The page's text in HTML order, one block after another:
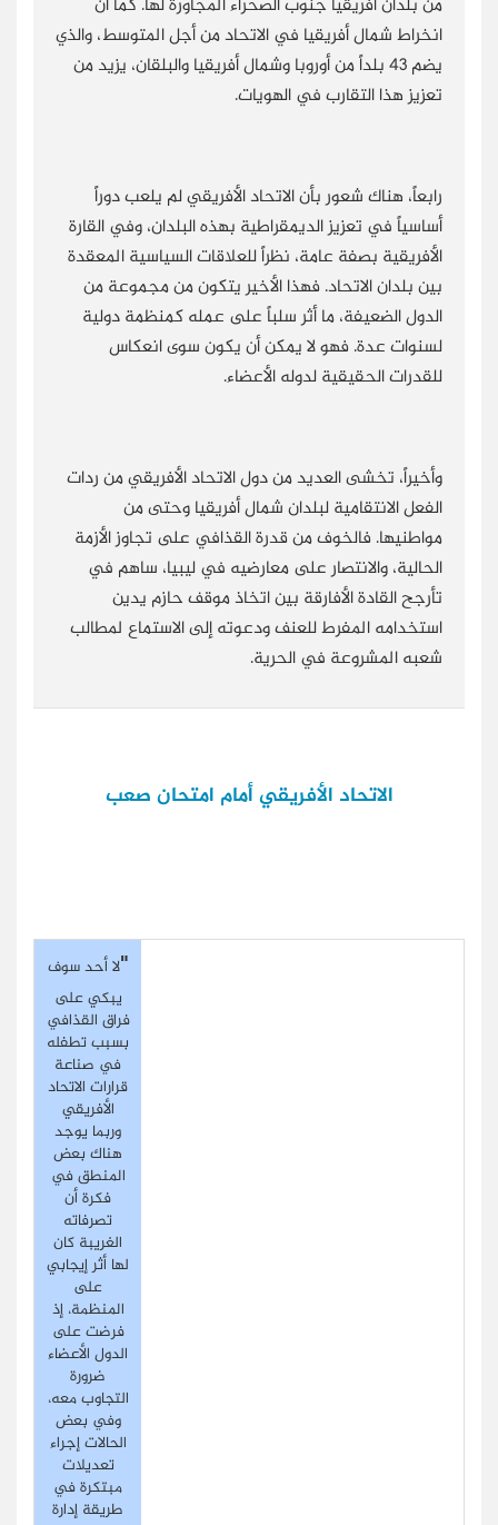
من بلدان أفريقيا جنوب الصحراء المجاورة لها. كما أن
انخراط شمال أفريقيا في الاتحاد من أجل المتوسط، والذي
يضم 43 بلداً من أوروبا وشمال أفريقيا والبلقان، يزيد من
تعزيز هذا التقارب في الهويات.
رابعاً، هناك شعور بأن الاتحاد الأفريقي لم يلعب دوراً
أساسياً في تعزيز الديمقراطية بهذه البلدان، وفي القارة
الأفريقية بصفة عامة، نظراً للعلاقات السياسية المعقدة
بين بلدان الاتحاد. فهذا الأخير يتكون من مجموعة من
الدول الضعيفة، ما أثر سلباً على عمله كمنظمة دولية
لسنوات عدة. فهو لا يمكن أن يكون سوى انعكاس
للقدرات الحقيقية لدوله الأعضاء.
وأخيراً، تخشى العديد من دول الاتحاد الأفريقي من ردات
الفعل الانتقامية لبلدان شمال أفريقيا وحتى من
مواطنيها. فالخوف من قدرة القذافي على تجاوز الأزمة
الحالية، والانتصار على معارضيه في ليبيا، ساهم في
تأرجح القادة الأفارقة بين اتخاذ موقف حازم يدين
استخدامه المفرط للعنف ودعوته إلى الاستماع لمطالب
شعبه المشروعة في الحرية.
الاتحاد الأفريقي أمام امتحان صعب
"لا أحد سوف
يبكي على
فراق القذافي
بسبب تطفله
في صناعة
قرارات الاتحاد
الأفريقي
وربما يوجد
هناك بعض
المنطق في
فكرة أن
تصرفاته
الغريبة كان
لها أثر إيجابي
على
المنظمة، إذ
فرضت على
الدول الأعضاء
ضرورة
التجاوب معه،
وفي بعض
الحالات إجراء
تعديلات
مبتكرة في
طريقة إدارة